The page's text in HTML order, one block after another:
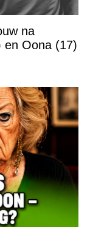
na
en Oona (17)